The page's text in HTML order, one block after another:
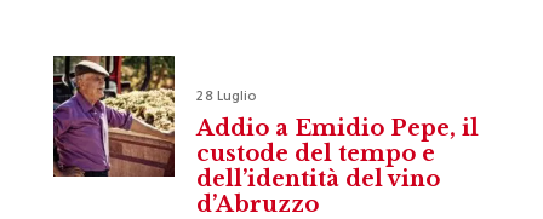
28 Luglio
Addio a Emidio Pepe, il
custode del tempo e
dell’identità del vino
d’Abruzzo